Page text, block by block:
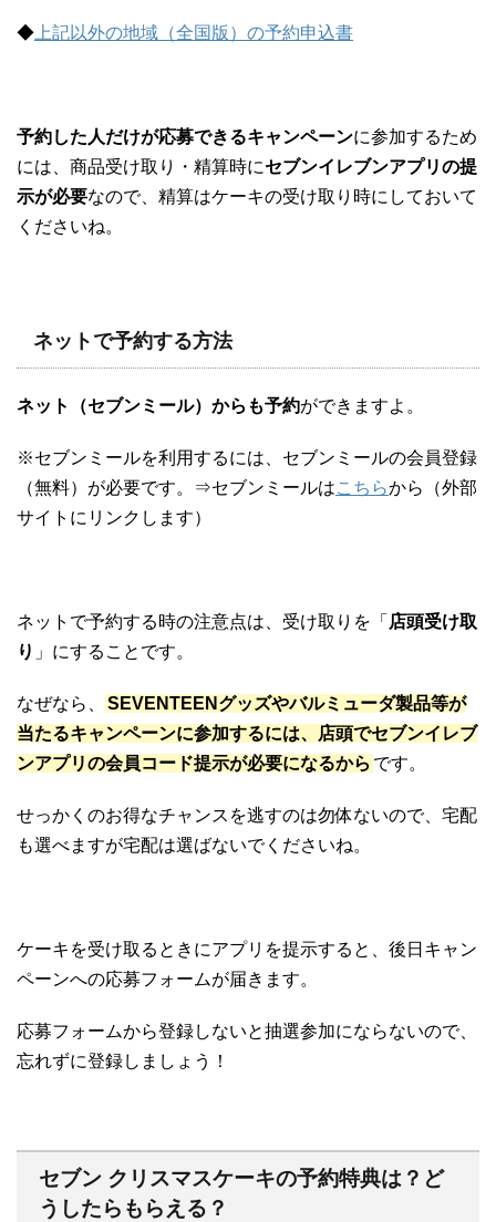
◆ 上記以外の地域（全国版）の予約申込書
予約した人だけが応募できるキャンペーンに参加するため
には、商品受け取り・精算時にセブンイレブンアプリの提
示が必要なので、精算はケーキの受け取り時にしておいて
くださいね。
ネットで予約する方法
ネット（セブンミール）からも予約ができますよ。
※セブンミールを利用するには、セブンミールの会員登録
（無料）が必要です。⇒セブンミールはこちらから（外部
サイトにリンクします）
ネットで予約する時の注意点は、受け取りを「 店頭受け取
り 」にすることです。
なぜなら、
SEVENTEENグッズやバルミューダ製品等が
当たるキャンペーンに参加するには、店頭でセブンイレブ
ンアプリの会員コード提示が必要になるから です。
せっかくのお得なチャンスを逃すのは勿体ないので、宅配
も選べますが宅配は選ばないでくださいね。
ケーキを受け取るときにアプリを提示すると、後日キャン
ペーンへの応募フォームが届きます。
応募フォームから登録しないと抽選参加にならないので、
忘れずに登録しましょう！
セブン クリスマスケーキの予約特典は？ど
うしたらもらえる？